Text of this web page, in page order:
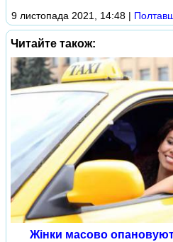
9 листопада 2021, 14:48 |
Читайте також:
Жінки масово